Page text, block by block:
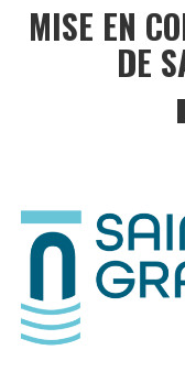
MISE EN
DE